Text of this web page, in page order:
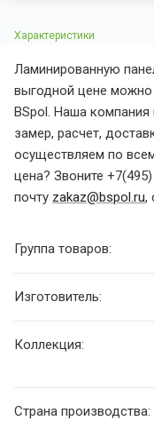
Характеристики
Ламинированную
выгодной цене можно
BSpol. Наша компания
замер, расчет,
осуществляем по
цена? Звоните
почту zakaz@bspol.ru,
Группа товаров:
Изготовитель:
Коллекция:
Страна производства: